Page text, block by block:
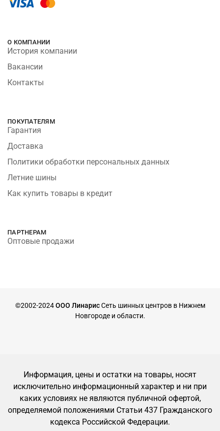
О КОМПАНИИ
История компании
Вакансии
Контакты
ПОКУПАТЕЛЯМ
Гарантия
Доставка
Политики обработки персональных данных
Летние шины
Как купить товары в кредит
ПАРТНЕРАМ
Оптовые продажи
©2002-2024ООО ЛинарисСеть шинных центров в Нижнем
Новгороде и области.
Информация, цены и остатки на товары, носят
исключительно информационный характер и ни при
каких условиях не являются публичной офертой,
определяемой положениями Статьи 437 Гражданского
кодекса Российской Федерации.